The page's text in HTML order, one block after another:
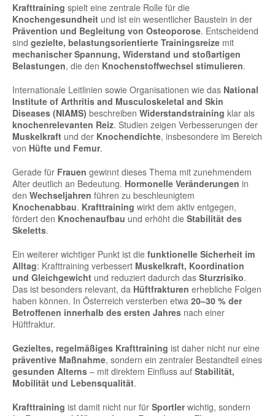
Krafttraining spielt eine zentrale Rolle für die
Knochengesundheit und ist ein wesentlicher Baustein in der
Prävention und Begleitung von Osteoporose. Entscheidend
sind gezielte, belastungsorientierte Trainingsreize mit
mechanischer Spannung, Widerstand und stoßartigen
Belastungen, die den Knochenstoffwechsel stimulieren.
Internationale Leitlinien sowie Organisationen wie das National
Institute of Arthritis and Musculoskeletal and Skin
Diseases (NIAMS) beschreiben Widerstandstraining klar als
knochenrelevanten Reiz. Studien zeigen Verbesserungen der
Muskelkraft und der Knochendichte, insbesondere im Bereich
von Hüfte und Femur.
Gerade für Frauen gewinnt dieses Thema mit zunehmendem
Alter deutlich an Bedeutung. Hormonelle Veränderungen in
den Wechseljahren führen zu beschleunigtem
Knochenabbau. Krafttraining wirkt dem aktiv entgegen,
fördert den Knochenaufbau und erhöht die Stabilität des
Skeletts.
Ein weiterer wichtiger Punkt ist die funktionelle Sicherheit im
Alltag: Krafttraining verbessert Muskelkraft, Koordination
und Gleichgewicht und reduziert dadurch das Sturzrisiko.
Das ist besonders relevant, da Hüftfrakturen erhebliche Folgen
haben können. In Österreich versterben etwa 20–30 % der
Betroffenen innerhalb des ersten Jahres nach einer
Hüftfraktur.
Gezieltes, regelmäßiges Krafttraining ist daher nicht nur eine
präventive Maßnahme, sondern ein zentraler Bestandteil eines
gesunden Alterns – mit direktem Einfluss auf Stabilität,
Mobilität und Lebensqualität.
Krafttraining ist damit nicht nur für Sportlerwichtig, sondern